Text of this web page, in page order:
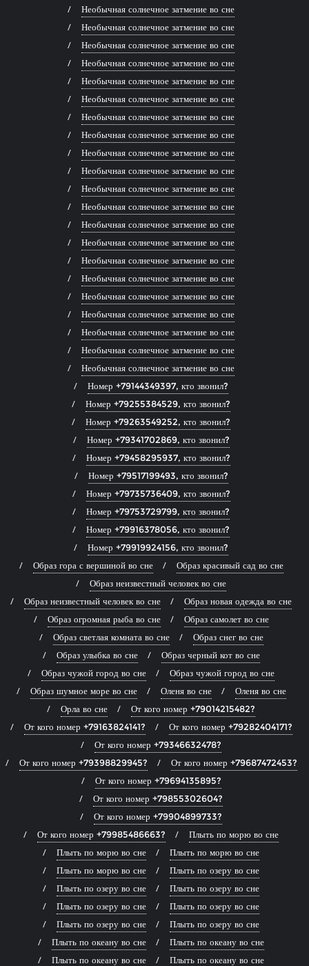
Необычная солнечное затмение во сне
Необычная солнечное затмение во сне
Необычная солнечное затмение во сне
Необычная солнечное затмение во сне
Необычная солнечное затмение во сне
Необычная солнечное затмение во сне
Необычная солнечное затмение во сне
Необычная солнечное затмение во сне
Необычная солнечное затмение во сне
Необычная солнечное затмение во сне
Необычная солнечное затмение во сне
Необычная солнечное затмение во сне
Необычная солнечное затмение во сне
Необычная солнечное затмение во сне
Необычная солнечное затмение во сне
Необычная солнечное затмение во сне
Необычная солнечное затмение во сне
Необычная солнечное затмение во сне
Необычная солнечное затмение во сне
Необычная солнечное затмение во сне
Необычная солнечное затмение во сне
Номер +79144349397, кто звонил?
Номер +79255384529, кто звонил?
Номер +79263549252, кто звонил?
Номер +79341702869, кто звонил?
Номер +79458295937, кто звонил?
Номер +79517199493, кто звонил?
Номер +79735736409, кто звонил?
Номер +79753729799, кто звонил?
Номер +79916378056, кто звонил?
Номер +79919924156, кто звонил?
Образ гора с вершиной во сне
Образ красивый сад во сне
Образ неизвестный человек во сне
Образ неизвестный человек во сне
Образ новая одежда во сне
Образ огромная рыба во сне
Образ самолет во сне
Образ светлая комната во сне
Образ снег во сне
Образ улыбка во сне
Образ черный кот во сне
Образ чужой город во сне
Образ чужой город во сне
Образ шумное море во сне
Оленя во сне
Оленя во сне
Орла во сне
От кого номер +79014215482?
От кого номер +79163824141?
От кого номер +79282404171?
От кого номер +79346632478?
От кого номер +79398829945?
От кого номер +79687472453?
От кого номер +79694135895?
От кого номер +79855302604?
От кого номер +79904899733?
От кого номер +79985486663?
Плыть по морю во сне
Плыть по морю во сне
Плыть по морю во сне
Плыть по морю во сне
Плыть по озеру во сне
Плыть по озеру во сне
Плыть по озеру во сне
Плыть по озеру во сне
Плыть по озеру во сне
Плыть по озеру во сне
Плыть по озеру во сне
Плыть по океану во сне
Плыть по океану во сне
Плыть по океану во сне
Плыть по океану во сне